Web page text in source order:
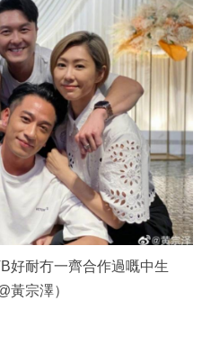
好耐冇一齊合作過嘅中生
黃宗澤）